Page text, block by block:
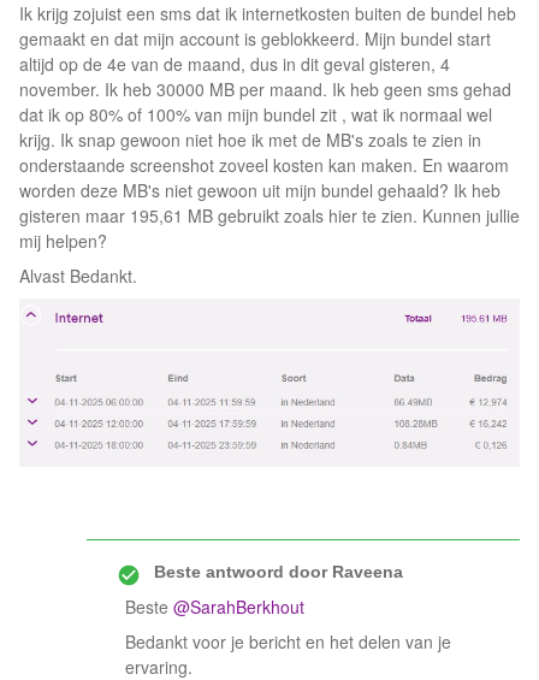
Ik krijg zojuist een sms dat ik internetkosten buiten de bundel heb
gemaakt en dat mijn account is geblokkeerd. Mijn bundel start
altijd op de 4e van de maand, dus in dit geval gisteren, 4
november. Ik heb 30000 MB per maand. Ik heb geen sms gehad
dat ik op 80% of 100% van mijn bundel zit , wat ik normaal wel
krijg. Ik snap gewoon niet hoe ik met de MB's zoals te zien in
onderstaande screenshot zoveel kosten kan maken. En waarom
worden deze MB's niet gewoon uit mijn bundel gehaald? Ik heb
gisteren maar 195,61 MB gebruikt zoals hier te zien. Kunnen jullie
mij helpen?
Alvast Bedankt.
Beste antwoord doorRaveena
Beste ​ @SarahBerkhout
Bedankt voor je bericht en het delen van je
ervaring.